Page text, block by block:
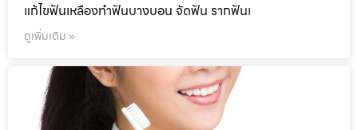
แก้ไขฟันเหลืองทำฟันบางบอน จัดฟัน รากฟันเ
ดูเพิ่มเติม »